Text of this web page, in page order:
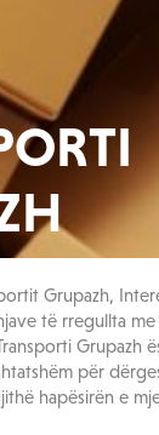
Grupazh,
të rregullta
Grupazh
për
hapësirën e